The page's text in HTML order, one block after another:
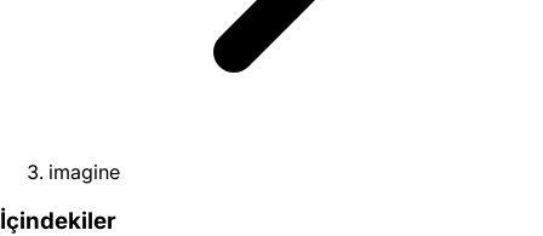
imagine
İçindekiler